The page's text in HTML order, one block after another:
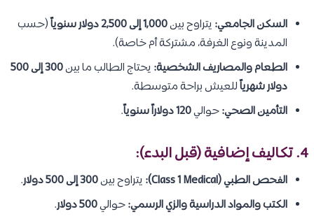
السكن الجامعي: يتراوح بين1,000 إلى 2,500 دولار سنوياً
(حسب
المدينة ونوع الغرفة، مشتركة أم خاصة).
الطعام والمصاريف الشخصية: يحتاج الطالب ما بين
300 إلى 500
دولار شهرياًللعيش براحة متوسطة.
التأمين الصحي:حوالي120 دولاراً سنوياً .
4. تكاليف إضافية (قبل البدء):
الفحص الطبي (Class 1 Medical): يتراوح بين300 إلى 500 دولار
.
الكتب والمواد الدراسية والزي الرسمي:حوالي500 دولار .